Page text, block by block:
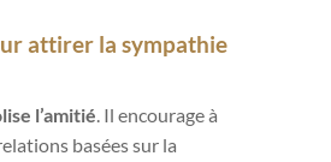
attirer la sympathie
l’amitié. Il encourage à
basées sur la